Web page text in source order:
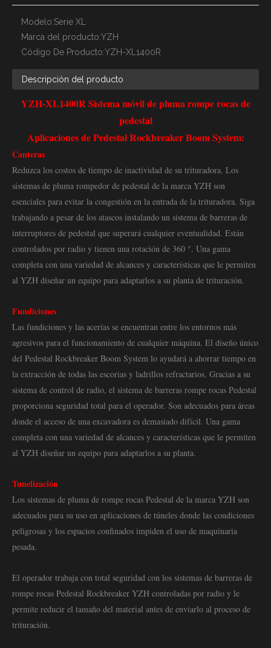
Modelo:Serie XL
Marca del producto:YZH
Código De Producto:YZH-XL1400R
Descripción del producto
YZH-XL1400R Sistema móvil de pluma rompe rocas de
pedestal
Aplicaciones de Pedestal Rockbreaker Boom System:
Canteras
Reduzca los costos de tiempo de inactividad de su trituradora. Los
sistemas de pluma rompedor de pedestal de la marca YZH son
esenciales para evitar la congestión en la entrada de la trituradora. Siga
trabajando a pesar de los atascos instalando un sistema de barreras de
interruptores de pedestal que superará cualquier eventualidad. Están
controlados por radio y tienen una rotación de 360 ​​°. Una gama
completa con una variedad de alcances y características que le permiten
al YZH diseñar un equipo para adaptarlos a su planta de trituración.
Fundiciones
Las fundiciones y las acerías se encuentran entre los entornos más
agresivos para el funcionamiento de cualquier máquina. El diseño único
del Pedestal Rockbreaker Boom System lo ayudará a ahorrar tiempo en
la extracción de todas las escorias y ladrillos refractarios. Gracias a su
sistema de control de radio, el sistema de barreras rompe rocas Pedestal
proporciona seguridad total para el operador. Son adecuados para áreas
donde el acceso de una excavadora es demasiado difícil. Una gama
completa con una variedad de alcances y características que le permiten
al YZH diseñar un equipo para adaptarlos a su planta.
Tunelización
Los sistemas de pluma de rompe rocas Pedestal de la marca YZH son
adecuados para su uso en aplicaciones de túneles donde las condiciones
peligrosas y los espacios confinados impiden el uso de maquinaria
pesada.
El operador trabaja con total seguridad con los sistemas de barreras de
rompe rocas Pedestal Rockbreaker YZH controladas por radio y le
permite reducir el tamaño del material antes de enviarlo al proceso de
trituración.